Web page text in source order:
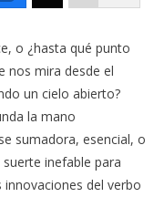
o ¿hasta qué punto
nos mira desde el
un cielo abierto?
la mano
sumadora, esencial, o
inefable para
del verbo